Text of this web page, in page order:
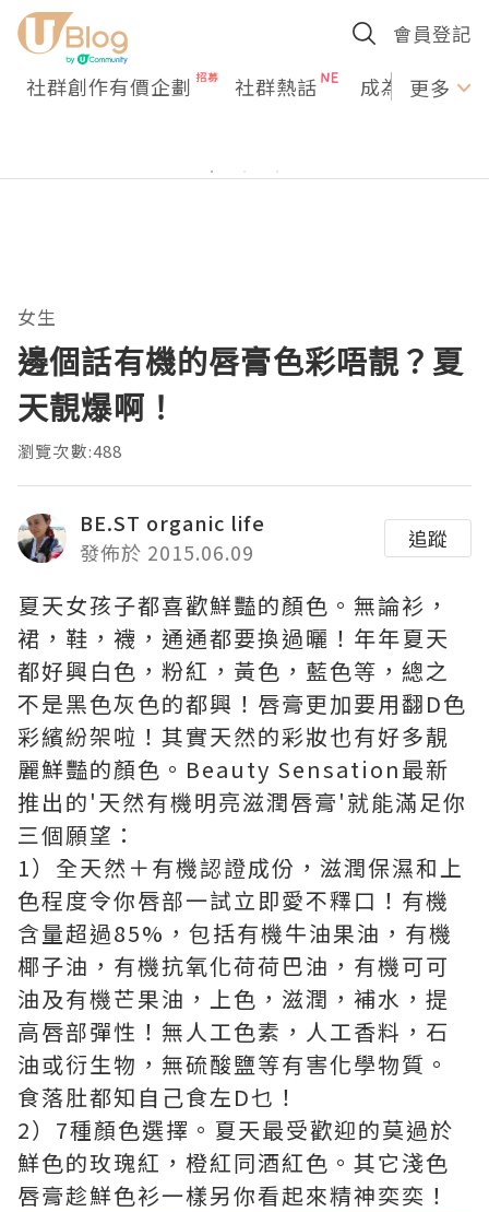
會員登記
社群創作有價企劃 社群熱話 成為U更多
女生
邊個話有機的唇膏色彩唔靚？夏
天靚爆啊！
瀏覽次數:488
BE.ST organic life
發佈於 2015.06.09
追蹤
夏天女孩子都喜歡鮮豔的顏色。無論衫，
裙，鞋，襪，通通都要換過曬！年年夏天
都好興白色，粉紅，黃色，藍色等，總之
不是黑色灰色的都興！唇膏更加要用翻D色
彩繽紛架啦！其實天然的彩妝也有好多靚
麗鮮豔的顏色。Beauty Sensation最新
推出的'天然有機明亮滋潤唇膏'就能滿足你
三個願望：
1）全天然＋有機認證成份，滋潤保濕和上
色程度令你唇部一試立即愛不釋口！有機
含量超過85%，包括有機牛油果油，有機
椰子油，有機抗氧化荷荷巴油，有機可可
油及有機芒果油，上色，滋潤，補水，提
高唇部彈性！無人工色素，人工香料，石
油或衍生物，無硫酸鹽等有害化學物質。
食落肚都知自己食左D乜！
2）7種顏色選擇。夏天最受歡迎的莫過於
鮮色的玫瑰紅，橙紅同酒紅色。其它淺色
唇膏趁鮮色衫一樣另你看起來精神奕奕！